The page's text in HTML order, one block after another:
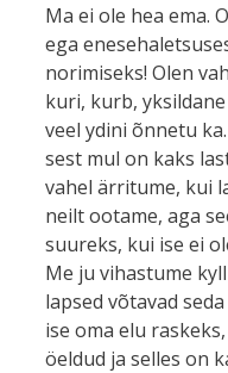
Ma ei ole hea ema.
ega
norimiseks! Olen
kuri, kurb,
veel ydini õnnetu
sest mul on kaks
vahel ärritume, kui
neilt ootame, aga
suureks, kui ise ei
Me ju vihastume
lapsed võtavad
ise oma elu
öeldud ja selles on